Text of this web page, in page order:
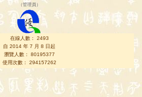
（管理員 ）
在線人數： 2493
自 2014 年 7 月 8 日起
瀏覽人數： 80195377
使用次數： 294157262